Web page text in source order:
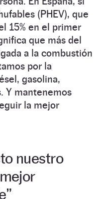
(PHEV), que
15% en el primer
que más del
a la combustión
por la
gasolina,
Y mantenemos
la mejor
nuestro